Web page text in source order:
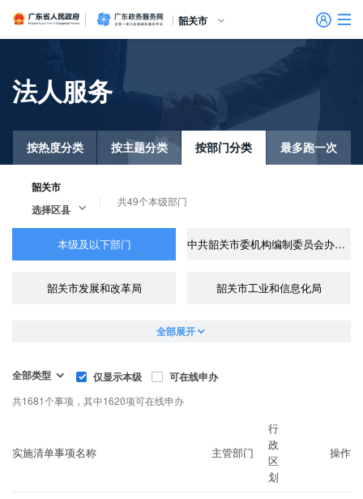
留言信箱
建言献策
信访相关法规
便民服务
百姓论坛
政府热线
网上调查
在线访谈
法律服务
领导信箱
未加载图片
政务微博
网络问政
意见征集
部门信箱
信访常见问题
信件回复
网上举报
公众监督
我要留言
广东省人民政府广东政务服务网
韶关市
个人服务
法人服务
效能监督
政务公开
政民互动
法人服务
按热度分类 按主题分类 按部门分类 最多跑一次
韶关市
选择区县
共49个本级部门
本级及以下部门 中共韶关市委机构编制委员会办公室
韶关市发展和改革局 韶关市工业和信息化局
全部展开
全部类型 仅显示本级 可在线申办
共1681个事项，其中1620项可在线申办
实施清单事项名称 主管部门
行
政
区
划
操作